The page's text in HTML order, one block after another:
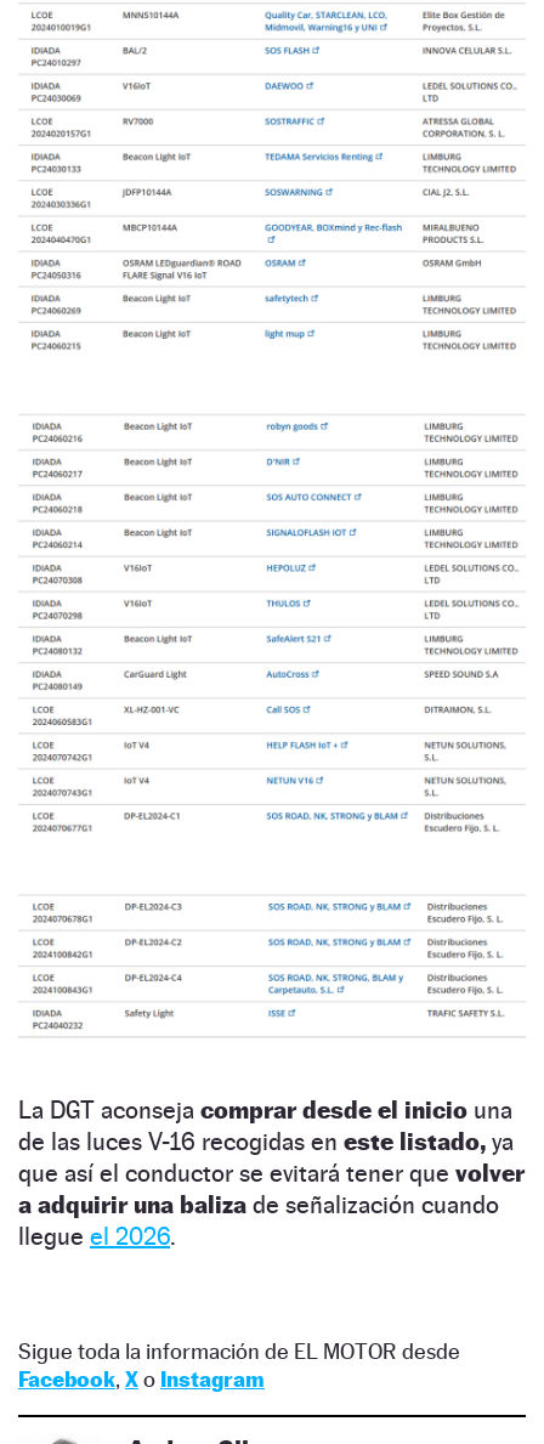
La DGT aconseja comprar desde el inicio una
de las luces V-16 recogidas en este listado, ya
que así el conductor se evitará tener que volver
a adquirir una baliza de señalización cuando
llegue el 2026.
Sigue toda la información de EL MOTOR desde
Facebook, Xo Instagram